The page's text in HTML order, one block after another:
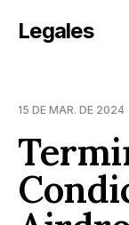
Legales
15 DE MAR. DE 2024